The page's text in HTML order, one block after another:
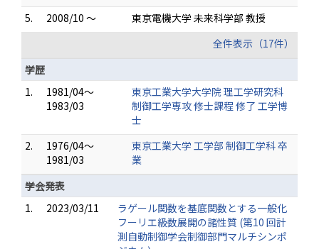
5.
2008/10 ～
東京電機大学 未来科学部 教授
全件表示（17件）
学歴
1.
1981/04～
1983/03
東京工業大学大学院 理工学研究科
制御工学専攻 修士課程 修了 工学博
士
2.
1976/04～
1981/03
東京工業大学 工学部 制御工学科 卒
業
学会発表
1.
2023/03/11
ラゲール関数を基底関数とする一般化
フーリエ級数展開の諸性質 (第10 回計
測自動制御学会制御部門マルチシンポ